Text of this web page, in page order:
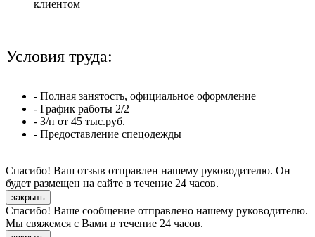
клиентом
Условия труда:
- Полная занятость, официальное оформление
- График работы 2/2
- З/п от 45 тыс.руб.
- Предоставление спецодежды
Спасибо! Ваш отзыв отправлен нашему руководителю. Он
будет размещен на сайте в течение 24 часов.
закрыть
Спасибо! Ваше сообщение отправлено нашему руководителю.
Мы свяжемся с Вами в течение 24 часов.